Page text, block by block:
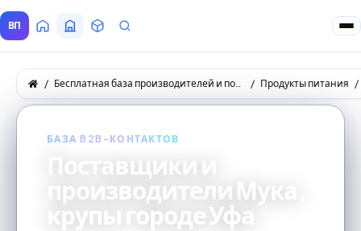
ВП ГлавнаяВсе Поставщики
ТоварыЗапросы покупателей
Бесплатная база производителей и поставщиков товаров оптом Продукты питания
БАЗА B2B-КОНТАКТОВ
Поставщики и
производители Мука,
крупы городе Уфа